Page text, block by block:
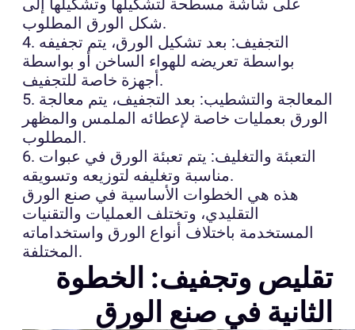
على شاشة مسطحة لتشكيلها وتشكيلها إلى
شكل الورق المطلوب.
4. التجفيف: بعد تشكيل الورق، يتم تجفيفه
بواسطة تعريضه للهواء الساخن أو بواسطة
أجهزة خاصة للتجفيف.
5. المعالجة والتشطيب: بعد التجفيف، يتم معالجة
الورق بعمليات خاصة لإعطائه الملمس والمظهر
المطلوب.
6. التعبئة والتغليف: يتم تعبئة الورق في عبوات
مناسبة وتغليفه لتوزيعه وتسويقه.
هذه هي الخطوات الأساسية في صنع الورق
التقليدي، وتختلف العمليات والتقنيات
المستخدمة باختلاف أنواع الورق واستخداماته
المختلفة.
تقليص وتجفيف: الخطوة
الثانية في صنع الورق